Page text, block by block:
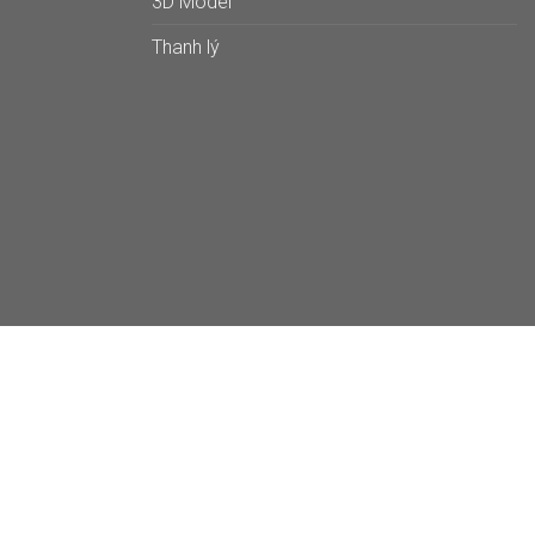
Thanh lý